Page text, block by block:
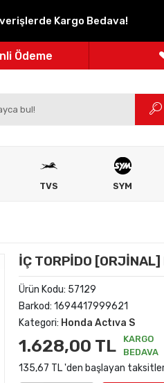
Kargo Bedava!
Online Adresi
Ürün
Ödeme
İade
TVS SYM
İÇ TORPİDO [ORJİNAL]
Ürün Kodu: 57129
Barkod: 1694417999621
Kategori: Honda Actıva S
1.628,00 TL
KARGO
BEDAVA
135,67 TL 'den başlayan